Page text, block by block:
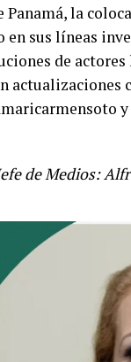
la
sus líneas
de
actualizaciones
de Medios: